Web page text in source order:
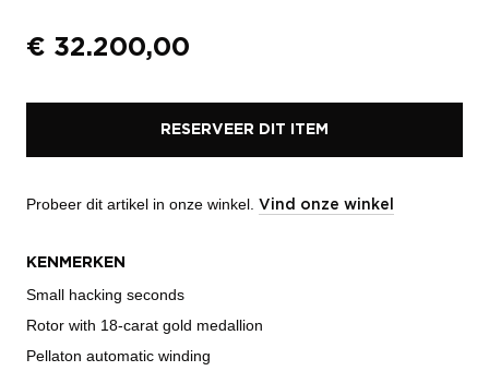
€ 32.200,00
RESERVEER DIT ITEM
Probeer dit artikel in onze winkel. Vind onze winkel
KENMERKEN
Small hacking seconds
Rotor with 18-carat gold medallion
Pellaton automatic winding